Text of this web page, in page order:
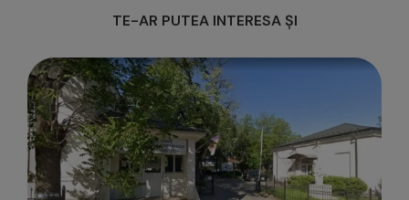
TE-AR PUTEA INTERESA ȘI